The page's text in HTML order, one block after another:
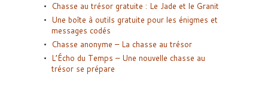
Chasse au trésor gratuite : Le Jade et le Granit
Une boîte à outils gratuite pour les énigmes et
messages codés
Chasse anonyme – La chasse au trésor
L’Écho du Temps – Une nouvelle chasse au
trésor se prépare